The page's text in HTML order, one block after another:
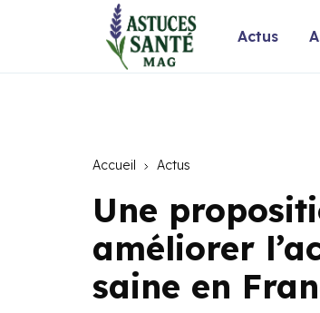
Actus
Accueil Actus
Une
améliorer
saine en